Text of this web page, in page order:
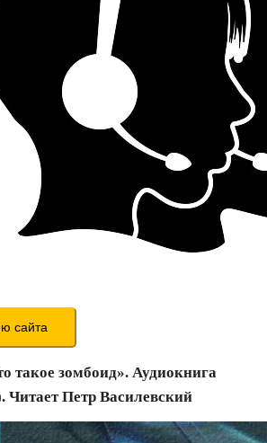
сайта
такое зомбоид». Аудиокнига
Читает Петр Василевский